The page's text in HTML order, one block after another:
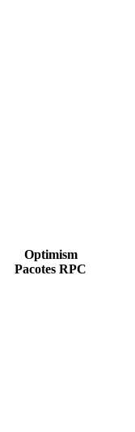
Optimism
Pacotes RPC